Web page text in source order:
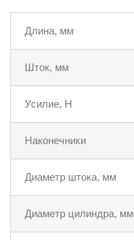
Длина, мм
Шток, мм
Усилие, Н
Наконечники
Диаметр штока, мм
Диаметр цилиндра, мм